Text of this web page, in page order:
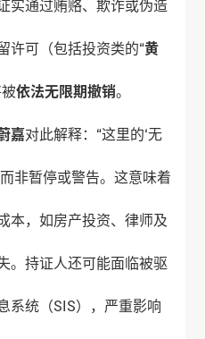
实通过贿赂、欺诈或伪造
许可（包括投资类的“黄
依法无限期撤销。
嘉对此解释：“这里的‘无
非暂停或警告。这意味着
本，如房产投资、律师及
。持证人还可能面临被驱
系统（SIS），严重影响